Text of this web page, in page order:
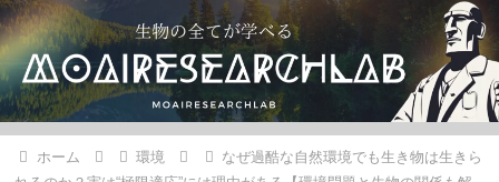
ホーム 環境
なぜ過酷な自然環境でも生き物は生きら